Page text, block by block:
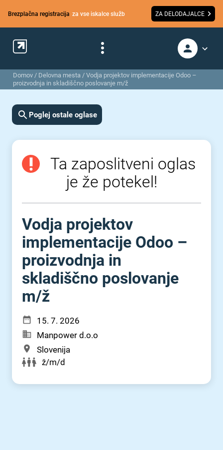
Brezplačna registracija za vse iskalce služb ZA DELODAJALCE
Domov / Delovna mesta / Vodja projektov implementacije Odoo –
proizvodnja in skladiščno poslovanje m/ž
Poglej ostale oglase
Ta zaposlitveni oglas
je že potekel!
Vodja projektov
implementacije Odoo –
proizvodnja in
skladiščno poslovanje
m⁠/⁠ž
15. 7. 2026
Manpower d.o.o
Slovenija
ž/m/d